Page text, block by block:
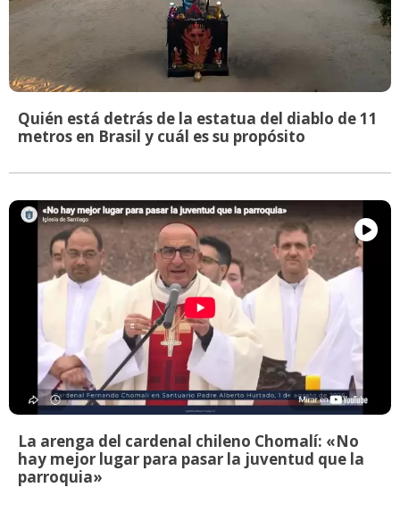
Quién está detrás de la estatua del diablo de 11
metros en Brasil y cuál es su propósito
La arenga del cardenal chileno Chomalí: «No
hay mejor lugar para pasar la juventud que la
parroquia»